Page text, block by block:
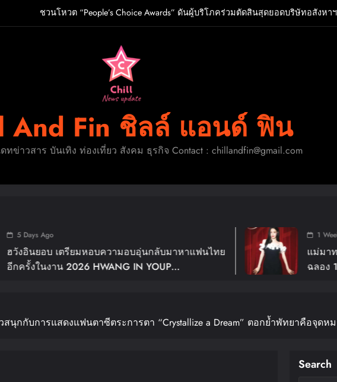
ชวนโหวต “People’s Choice Awards” ดันผู้บริโภคร่วมตัดสินสุดยอดบริษัทอสังห
ปักหมุดวันหยุดนี้! ออกไปสร้างช่วงเวลาพิเศษกับครอบครัว สร้างความ
รู้จัก ADÉLA ป๊อปสตาร์สาวดาวรุ่งจากสโลวาเกีย กับเพลงสุดไวรัล “Ain’t In LA”พร้อมประกา
ชวนโหวต “People’s Choice Awards” ดันผู้บริโภคร่วมตัดสินสุดยอดบริษัทอสังห
เกิร์ลกรุ๊ป R&B สุดแซ่บแห่งยุค ส่งอัลบั้มชุดที่ 2 THERAPY AT THE CLUB พร้อมปล่อยเอ็ม
And Fin ชิลล์ แอนด์ ฟิน
ทข่าวสาร บันเทิง ท่องเที่ยว สังคม ธุรกิจ Contact : chillandfin@gmail.com
รียมหอบความอบอุ่นกลับมาหาแฟนไทย
HWANG IN YOUP
1 Week Ago
แม่มาทวงคืนบัลลังก์!
ฉลอง 10 ปีเดบิวต์โ
กกับการแสดงแฟนตาซีตระการตา “Crystallize a Dream” ตอกย้ำพัทยาคือจุด
Search